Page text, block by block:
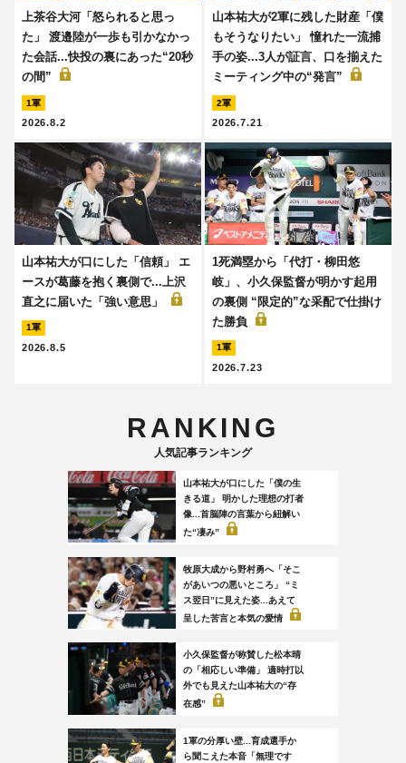
上茶谷大河「怒られると思っ
た」 渡邉陸が一歩も引かなかっ
た会話...快投の裏にあった“20秒
の間”
1軍
2026.8.2
山本祐大が2軍に残した財産「僕
もそうなりたい」 憧れた一流捕
手の姿...3人が証言、口を揃えた
ミーティング中の“発言”
2軍
2026.7.21
山本祐大が口にした「信頼」 エ
ースが葛藤を抱く裏側で...上沢
直之に届いた「強い意思」
1軍
2026.8.5
1死満塁から「代打・柳田悠
岐」、小久保監督が明かす起用
の裏側 “限定的”な采配で仕掛け
た勝負
1軍
2026.7.23
RANKING
人気記事ランキング
山本祐大が口にした「僕の生
きる道」 明かした理想の打者
像...首脳陣の言葉から紐解い
た“凄み”
牧原大成から野村勇へ「そこ
があいつの悪いところ」 “ミ
ス翌日”に見えた姿...あえて
呈した苦言と本気の愛情
小久保監督が称賛した松本晴
の「相応しい準備」 適時打以
外でも見えた山本祐大の“存
在感”
1軍の分厚い壁...育成選手か
ら聞こえた本音「無理です